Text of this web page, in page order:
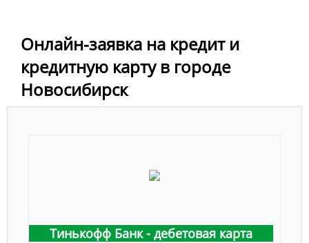
Онлайн-заявка на кредит и
кредитную карту в городе
Новосибирск
Тинькофф Банк - дебетовая карта